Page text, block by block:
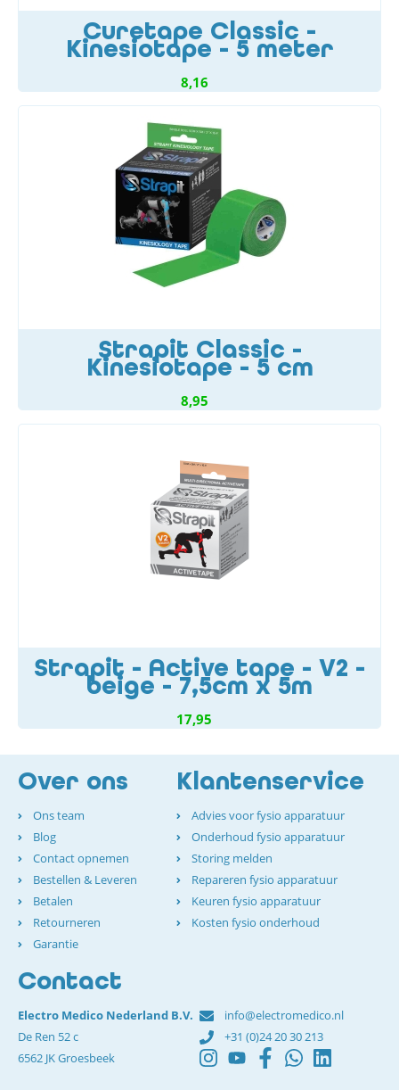
Curetape Classic -
Kinesiotape - 5 meter
8,16
Strapit Classic -
Kinesiotape - 5 cm
8,95
Strapit - Active tape - V2 -
beige - 7,5cm x 5m
17,95
Over ons
Ons team
Blog
Contact opnemen
Bestellen & Leveren
Betalen
Retourneren
Garantie
Klantenservice
Advies voor fysio apparatuur
Onderhoud fysio apparatuur
Storing melden
Repareren fysio apparatuur
Keuren fysio apparatuur
Kosten fysio onderhoud
Contact
Electro Medico Nederland B.V.
De Ren 52 c
6562 JK Groesbeek
info@electromedico.nl
+31 (0)24 20 30 213